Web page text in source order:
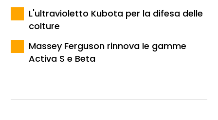
L'ultravioletto Kubota per la difesa delle
colture
Massey Ferguson rinnova le gamme
Activa S e Beta